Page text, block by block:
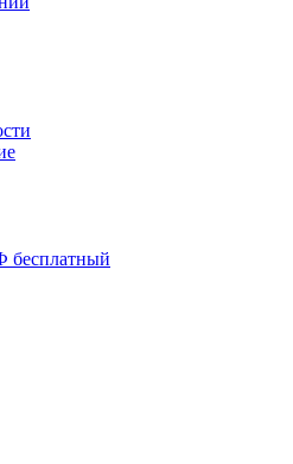
бесплатный